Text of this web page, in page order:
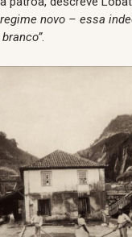
novo – essa
.